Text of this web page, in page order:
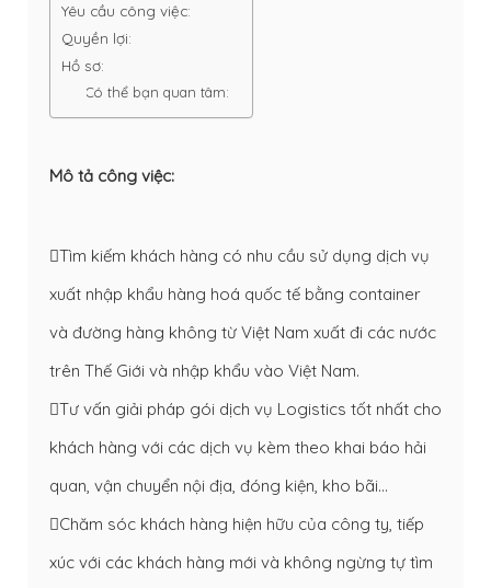
Yêu cầu công việc:
Quyền lợi:
Hồ sơ:
Có thể bạn quan tâm:
Mô tả công việc:
Tìm kiếm khách hàng có nhu cầu sử dụng dịch vụ
xuất nhập khẩu hàng hoá quốc tế bằng container
và đường hàng không từ Việt Nam xuất đi các nước
trên Thế Giới và nhập khẩu vào Việt Nam.
Tư vấn giải pháp gói dịch vụ Logistics tốt nhất cho
khách hàng với các dịch vụ kèm theo khai báo hải
quan, vận chuyển nội địa, đóng kiện, kho bãi…
Chăm sóc khách hàng hiện hữu của công ty, tiếp
xúc với các khách hàng mới và không ngừng tự tìm